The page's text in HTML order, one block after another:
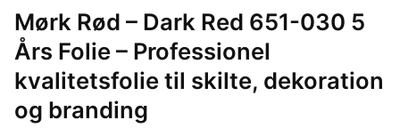
Mørk Rød – Dark Red 651-030 5
Års Folie – Professionel
kvalitetsfolie til skilte, dekoration
og branding